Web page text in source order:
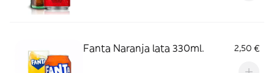
Fanta Naranja lata 330ml. 2,50 €